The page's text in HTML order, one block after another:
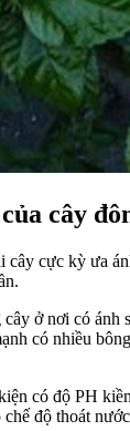
cây
cây cực kỳ ưa
ở nơi có ánh
có nhiều
có độ PH
độ thoát